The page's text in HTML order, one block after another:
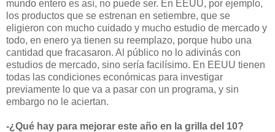
mundo entero es así, no puede ser. En EEUU, por ejemplo,
los productos que se estrenan en setiembre, que se
eligieron con mucho cuidado y mucho estudio de mercado y
todo, en enero ya tienen su reemplazo, porque hubo una
cantidad que fracasaron. Al público no lo adivinás con
estudios de mercado, sino sería facilísimo. En EEUU tienen
todas las condiciones económicas para investigar
previamente lo que va a pasar con un programa, y sin
embargo no le aciertan.
-¿Qué hay para mejorar este año en la grilla del 10?